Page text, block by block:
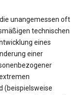
unangemessen oft
technischen
eines
einer
(beispielsweise